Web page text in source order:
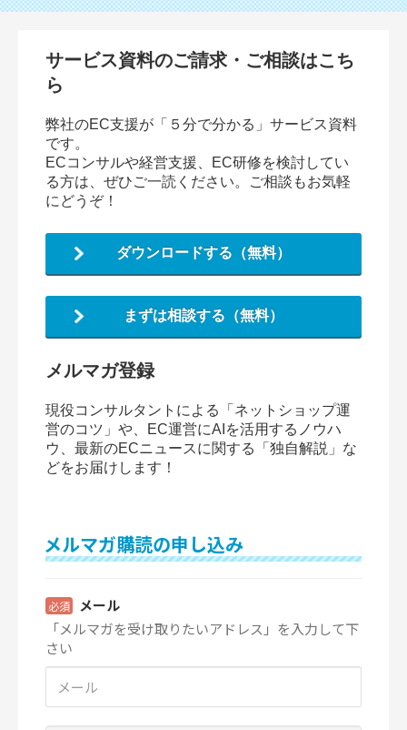
サービス資料のご請求・ご相談はこち
ら
弊社のEC支援が「５分で分かる」サービス資料
です。
ECコンサルや経営支援、EC研修を検討してい
る方は、ぜひご一読ください。ご相談もお気軽
にどうぞ！
ダウンロードする（無料）
まずは相談する（無料）
メルマガ登録
現役コンサルタントによる「ネットショップ運
営のコツ」や、EC運営にAIを活用するノウハ
ウ、最新のECニュースに関する「独自解説」な
どをお届けします！